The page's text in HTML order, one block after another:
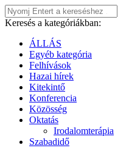
Keresés a kategóriákban:
ÁLLÁS
Egyéb kategória
Felhívások
Hazai hírek
Kitekintő
Konferencia
Közösség
Oktatás
Irodalomterápia
Szabadidő